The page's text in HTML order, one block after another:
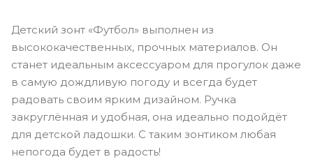
Детский зонт «Футбол» выполнен из
высококачественных, прочных материалов. Он
станет идеальным аксессуаром для прогулок даже
в самую дождливую погоду и всегда будет
радовать своим ярким дизайном. Ручка
закруглённая и удобная, она идеально подойдёт
для детской ладошки. С таким зонтиком любая
непогода будет в радость!